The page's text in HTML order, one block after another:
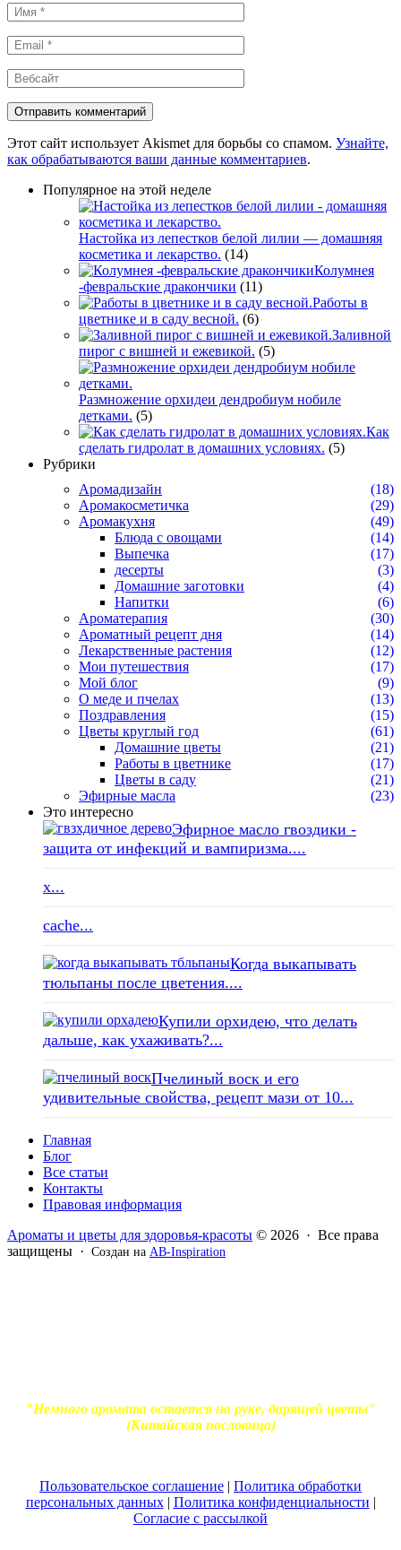
Имя
*
Email
*
Вебсайт
Этот сайт использует Akismet для борьбы со спамом. Узнайте,
как обрабатываются ваши данные комментариев.
Популярное на этой неделе
Настойка из лепестков белой лилии — домашняя
косметика и лекарство. (14)
Колумнея
-февральские дракончики (11)
Работы в
цветнике и в саду весной. (6)
Заливной
пирог с вишней и ежевикой. (5)
Размножение орхидеи дендробиум нобиле
детками. (5)
Как
сделать гидролат в домашних условиях. (5)
Рубрики
Аромадизайн
(18)
Аромакосметичка
(29)
Аромакухня
(49)
Блюда с овощами
(14)
Выпечка
(17)
десерты
(3)
Домашние заготовки
(4)
Напитки
(6)
Ароматерапия
(30)
Ароматный рецепт дня
(14)
Лекарственные растения
(12)
Мои путешествия
(17)
Мой блог
(9)
О меде и пчелах
(13)
Поздравления
(15)
Цветы круглый год
(61)
Домашние цветы
(21)
Работы в цветнике
(17)
Цветы в саду
(21)
Эфирные масла
(23)
Это интересно
Эфирное масло гвоздики -
защита от инфекций и вампиризма....
x...
cache...
Когда выкапывать
тюльпаны после цветения....
Купили орхидею, что делать
дальше, как ухаживать?...
Пчелиный воск и его
удивительные свойства, рецепт мази от 10...
Главная
Блог
Все статьи
Контакты
Правовая информация
Ароматы и цветы для здоровья-красоты © 2026 · Все права
защищены · Создан на AB-Inspiration
"Немного аромата остается на руке, дарящей цветы"
(Китайская пословица)
Пользовательское соглашение | Политика обработки
персональных данных| Политика конфиденциальности |
Согласие с рассылкой